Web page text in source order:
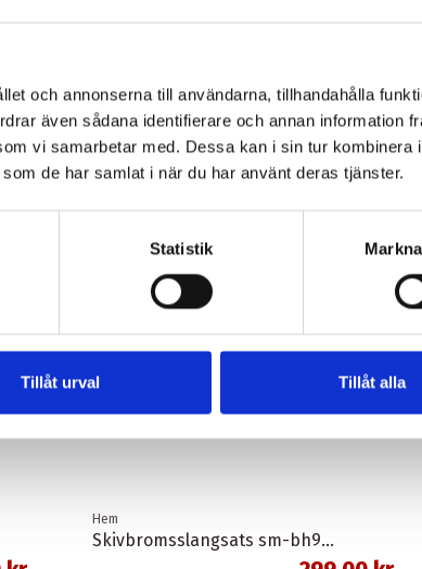
och annonserna till användarna, tillhandahålla
även sådana identifierare och annan information
vi samarbetar med. Dessa kan i sin tur kombinera
de har samlat i när du har använt deras tjänster.
Statistik
Tillåt urval Tillåt alla
Hem
Skivbromsslangsats sm-bh90-sbs 1,0 meter banjo svart shimano